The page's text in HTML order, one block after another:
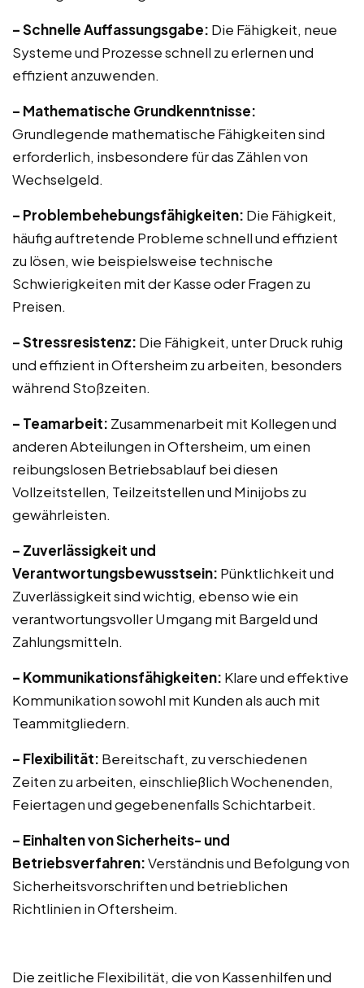
– Schnelle Auffassungsgabe: Die Fähigkeit, neue
Systeme und Prozesse schnell zu erlernen und
effizient anzuwenden.
– Mathematische Grundkenntnisse:
Grundlegende mathematische Fähigkeiten sind
erforderlich, insbesondere für das Zählen von
Wechselgeld.
– Problembehebungsfähigkeiten: Die Fähigkeit,
häufig auftretende Probleme schnell und effizient
zu lösen, wie beispielsweise technische
Schwierigkeiten mit der Kasse oder Fragen zu
Preisen.
– Stressresistenz: Die Fähigkeit, unter Druck ruhig
und effizient in Oftersheim zu arbeiten, besonders
während Stoßzeiten.
– Teamarbeit: Zusammenarbeit mit Kollegen und
anderen Abteilungen in Oftersheim, um einen
reibungslosen Betriebsablauf bei diesen
Vollzeitstellen, Teilzeitstellen und Minijobs zu
gewährleisten.
– Zuverlässigkeit und
Verantwortungsbewusstsein: Pünktlichkeit und
Zuverlässigkeit sind wichtig, ebenso wie ein
verantwortungsvoller Umgang mit Bargeld und
Zahlungsmitteln.
– Kommunikationsfähigkeiten: Klare und effektive
Kommunikation sowohl mit Kunden als auch mit
Teammitgliedern.
– Flexibilität: Bereitschaft, zu verschiedenen
Zeiten zu arbeiten, einschließlich Wochenenden,
Feiertagen und gegebenenfalls Schichtarbeit.
– Einhalten von Sicherheits- und
Betriebsverfahren:Verständnis und Befolgung von
Sicherheitsvorschriften und betrieblichen
Richtlinien in Oftersheim.
Die zeitliche Flexibilität, die von Kassenhilfen und